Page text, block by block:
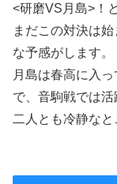
<研磨VS月島>！
まだこの対決は
な予感がします。
月島は春高に入
で、音駒戦では活
二人とも冷静なと